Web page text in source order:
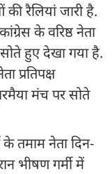
रैलियां जारी है.
के वरिष्ठ नेता
हुए देखा गया है.
प्रतिपक्ष
मंच पर सोते
के तमाम नेता दिन-
भीषण गर्मी में